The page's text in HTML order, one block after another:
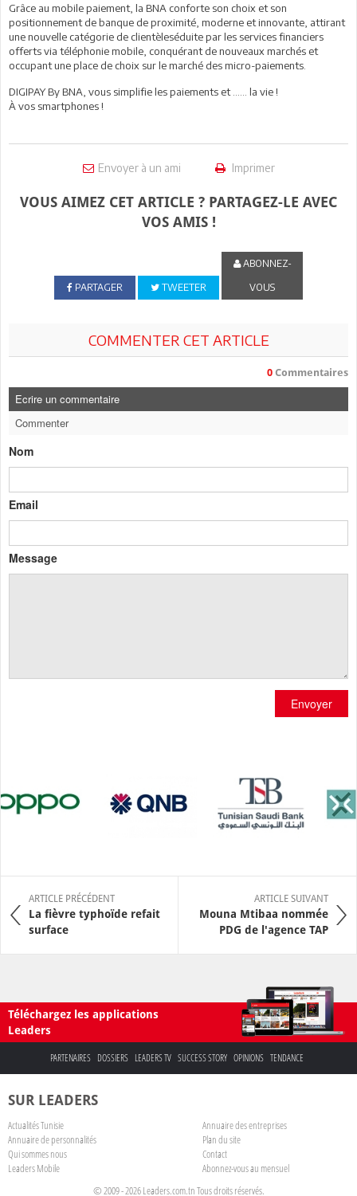
Grâce au mobile paiement, la BNA conforte son choix et son
positionnement de banque de proximité, moderne et innovante, attirant
une nouvelle catégorie de clientèleséduite par les services financiers
offerts via téléphonie mobile, conquérant de nouveaux marchés et
occupant une place de choix sur le marché des micro-paiements.
DIGIPAY By BNA, vous simplifie les paiements et …… la vie !
À vos smartphones !
Envoyer à un ami Imprimer
VOUS AIMEZ CET ARTICLE ? PARTAGEZ-LE AVEC
VOS AMIS !
PARTAGER TWEETER
ABONNEZ-
VOUS
COMMENTER CET ARTICLE
0 Commentaires
Ecrire un commentaire
Commenter
Nom
Email
Message
Envoyer
ARTICLE PRÉCÉDENT
La fièvre typhoïde refait
surface
ARTICLE SUIVANT
Mouna Mtibaa nommée
PDG de l'agence TAP
Téléchargez les applications
Leaders
PARTENAIRES DOSSIERS LEADERS TV SUCCESS STORY OPINIONS TENDANCE
SUR LEADERS
Actualités Tunisie
Annuaire des entreprises
Annuaire de personnalités
Plan du site
Qui sommes nous
Contact
Leaders Mobile
Abonnez-vous au mensuel
© 2009 - 2026 Leaders.com.tn Tous droits réservés.